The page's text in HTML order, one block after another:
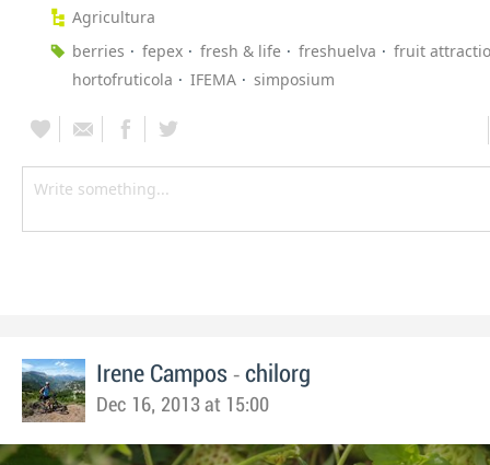
Agricultura
berries
fepex fresh & life freshuelva
fruit
hortofruticola
IFEMA simposium
Irene Campos - chilorg
Dec 16, 2013 at 15:00